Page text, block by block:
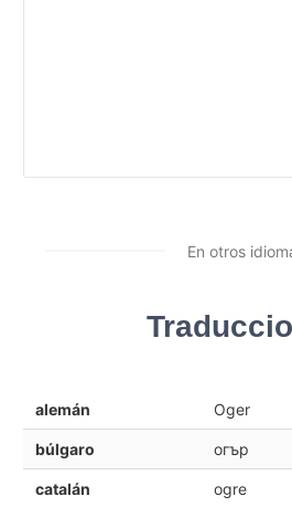
En otros
alemán Oger
búlgaro огър
catalán ogre